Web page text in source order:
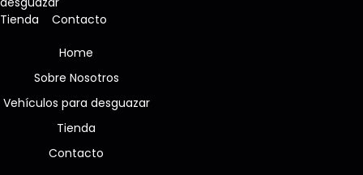
Tienda
Contacto
Home
Sobre Nosotros
Vehículos para desguazar
Tienda
Contacto